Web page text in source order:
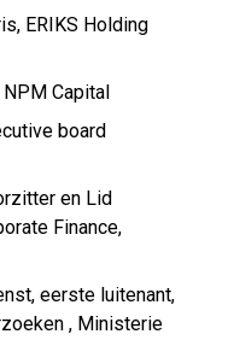
ERIKS Holding
NPM Capital
board
en Lid
Finance,
eerste luitenant,
, Ministerie